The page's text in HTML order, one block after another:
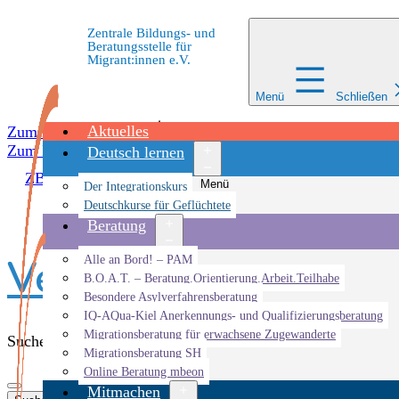
Zum Inhalt springen
Zum Inhalt springen
Zentrale Bildungs- und
Beratungsstelle für
Migrant:innen e.V.
Menü Schließen
Aktuelles
Deutsch lernen
Menü
Der Integrationskurs
Deutschkurse für Geflüchtete
Beratung
Menü
Alle an Bord! – PAM
B.O.A.T. – Beratung.Orientierung.Arbeit.Teilhabe
Besondere Asylverfahrensberatung
IQ-AQua-Kiel Anerkennungs- und Qualifizierungsberatung
Migrationsberatung für erwachsene Zugewanderte
Migrationsberatung SH
Online Beratung mbeon
Mitmachen
ZBBS»Veranstaltungen
Veranstaltungen -
Suche